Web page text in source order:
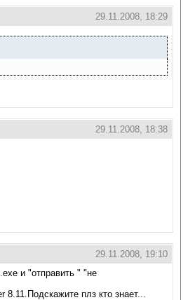
29.11.2008, 18:29
29.11.2008, 18:38
29.11.2008, 19:10
и "отправить " "не
плз кто знает...